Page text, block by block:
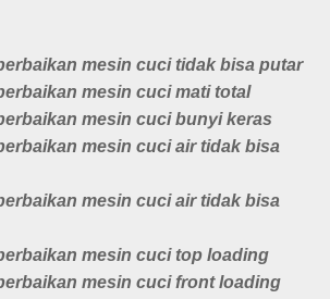
mesin cuci tidak bisa putar
mesin cuci mati total
mesin cuci bunyi keras
mesin cuci air tidak bisa
mesin cuci air tidak bisa
mesin cuci top loading
mesin cuci front loading